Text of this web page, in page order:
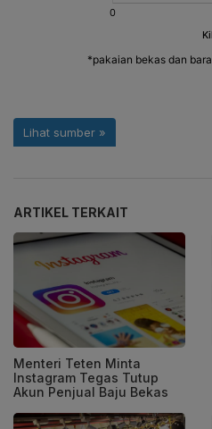
ARTIKEL TERKAIT
Menteri Teten Minta
Instagram Tegas Tutup
Akun Penjual Baju Bekas